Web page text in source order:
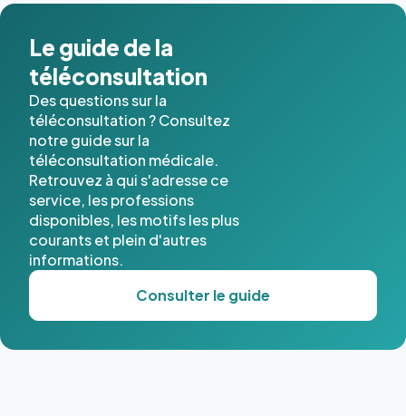
Le guide de la
téléconsultation
Des questions sur la
téléconsultation ? Consultez
notre guide sur la
téléconsultation médicale.
Retrouvez à qui s'adresse ce
service, les professions
disponibles, les motifs les plus
courants et plein d'autres
informations.
Consulter le guide